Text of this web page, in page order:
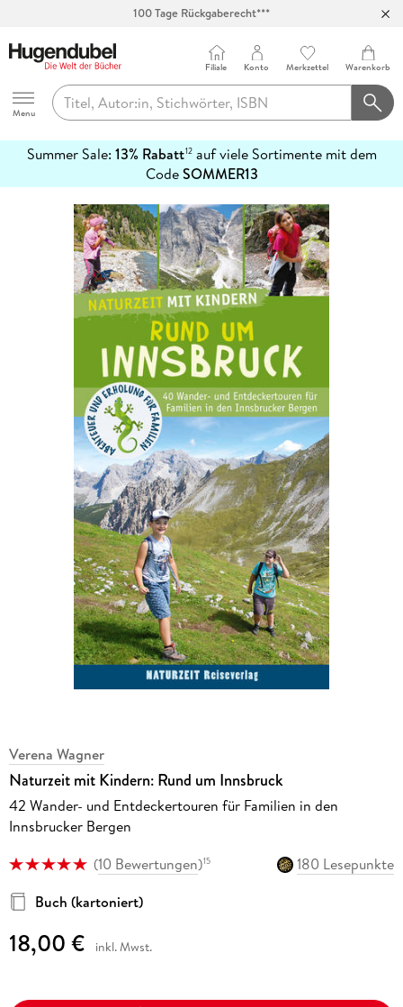
100 Tage Rückgaberecht***
Hugendubel
Menu
Filiale Konto Merkzettel Warenkorb
Summer Sale: 13% Rabatt12auf viele Sortimente mit dem
CodeSOMMER13
erfahren
Verena Wagner
Naturzeit mit Kindern: Rund um Innsbruck
42 Wander- und Entdeckertouren für Familien in den
Innsbrucker Bergen
(10 Bewertungen)15
180 Lesepunkte
Buch (kartoniert)
18,00 € inkl. Mwst.